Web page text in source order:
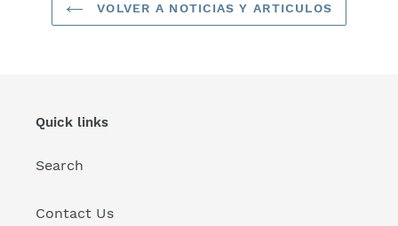
VOLVER A NOTICIAS Y ARTICULOS
Quick links
Search
Contact Us